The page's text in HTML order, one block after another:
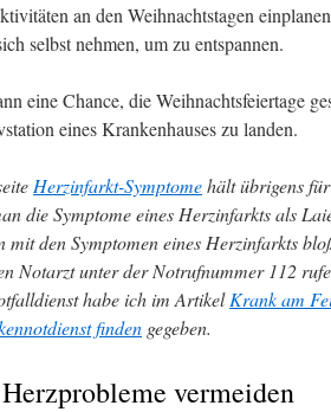
an den Weihnachtstagen
selbst nehmen, um zu entspannen.
eine Chance, die Weihnachtsfeiertage
eines Krankenhauses zu landen.
Herzinfarkt-Symptomehält übrigens
die Symptome eines Herzinfarkts als
mit den Symptomen eines Herzinfarkts
Notarzt unter der Notrufnummer 112
habe ich im ArtikelKrank am
finden gegeben.
vermeiden